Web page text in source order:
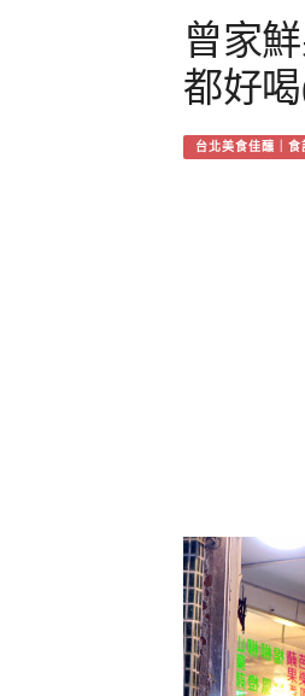
曾家
都好
台北美食佳釀｜食